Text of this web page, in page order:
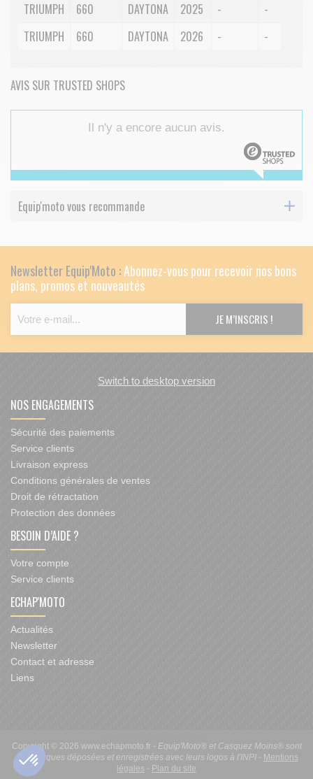
TRIUMPH
660 DAYTONA 2025 - -
TRIUMPH
660 DAYTONA 2026 - -
AVIS SUR TRUSTED SHOPS
Il n'y a encore aucun avis.
Equip'moto vous recommande
Newsletter Equip'Moto :Abonnez-vous pour recevoir nos bons
plans, promos et nouveautés
Switch to desktop version
NOS ENGAGEMENTS
Sécurité des paiements
Service clients
Livraison express
Conditions générales de ventes
Droit de rétractation
Protection des données
BESOIN D’AIDE ?
Votre compte
Service clients
ECHAP'MOTO
Actualités
Newsletter
Contact et adresse
Liens
Copyright © 2026 www.echapmoto.fr - Equip'Moto® et Casquez Moins® sont
des marques déposées et enregistrées avec leurs logos à l'INPI- Mentions
légales - Plan du site